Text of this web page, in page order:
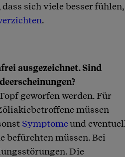
sich viele besser fühlen,
.
ausgezeichnet. Sind
geworfen werden. Für
müssen
Symptomeund
befürchten müssen. Bei
Die